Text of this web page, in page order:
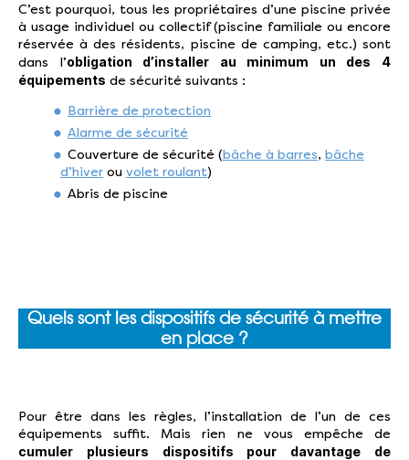
C’est pourquoi, tous les propriétaires d’une piscine privée
à usage individuel ou collectif (piscine familiale ou encore
réservée à des résidents, piscine de camping, etc.) sont
dans l’obligation d’installer au minimum un des 4
équipements de sécurité suivants :
Barrière de protection
Alarme de sécurité
Couverture de sécurité (bâche à barres, bâche
d’hiver ou volet roulant)
Abris de piscine
Quels sont les dispositifs de sécurité à mettre
en place ?
Pour être dans les règles, l’installation de l’un de ces
équipements suffit. Mais rien ne vous empêche de
cumuler plusieurs dispositifs pour davantage de